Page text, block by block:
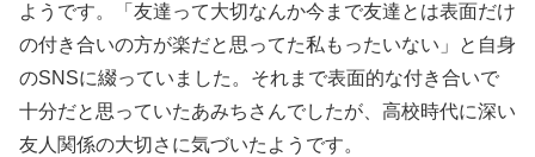
ようです。「友達って大切なんか今まで友達とは表面だけ
の付き合いの方が楽だと思ってた私もったいない」と自身
のSNSに綴っていました。それまで表面的な付き合いで
十分だと思っていたあみちさんでしたが、高校時代に深い
友人関係の大切さに気づいたようです。